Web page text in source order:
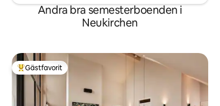
Andra bra semesterboenden i
Neukirchen
Populär gästfavorit
Gästfavorit